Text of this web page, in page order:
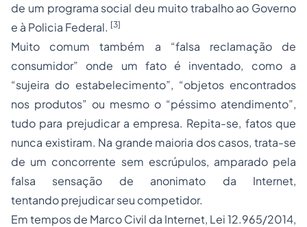
de um programa social deu muito trabalho ao Governo
e à Policia Federal. [3]
Muito comum também a “falsa reclamação de
consumidor” onde um fato é inventado, como a
“sujeira do estabelecimento”, “objetos encontrados
nos produtos” ou mesmo o “péssimo atendimento”,
tudo para prejudicar a empresa. Repita-se, fatos que
nunca existiram. Na grande maioria dos casos, trata-se
de um concorrente sem escrúpulos, amparado pela
falsa sensação de anonimato da Internet,
tentando prejudicar seu competidor.
Em tempos de Marco Civil da Internet, Lei 12.965/2014,